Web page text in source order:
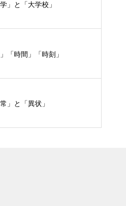
学」と「大学校」
」「時間」「時刻」
常」と「異状」